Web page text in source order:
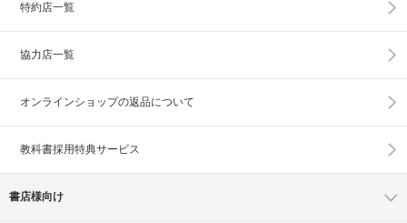
特約店一覧
協力店一覧
オンラインショップの返品について
教科書採用特典サービス
書店様向け